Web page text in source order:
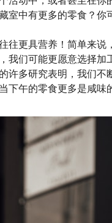
室中有更多的零食？
往更具营养！简单来
我们可能更愿意选择加
许多研究表明，我们不
下午的零食更多是咸